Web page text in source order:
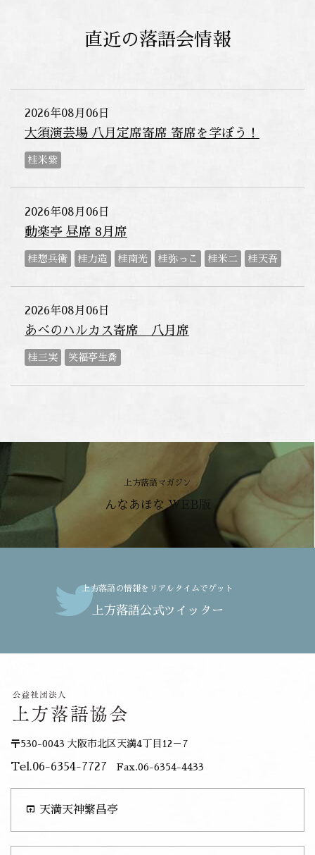
直近の落語会情報
2026年08月06日
大須演芸場 八月定席寄席 寄席を学ぼう！
桂米紫
2026年08月06日
動楽亭 昼席 8月席
桂惣兵衛 桂力造 桂南光 桂弥っこ 桂米二 桂天吾
2026年08月06日
あべのハルカス寄席 八月席
桂三実 笑福亭生喬
上方落語マガジン
んなあほな WEB版
上方落語の情報をリアルタイムでゲット
上方落語公式ツイッター
〒530-0043 大阪市北区天満4丁目12－7
Tel.06-6354-7727 Fax.06-6354-4433
open_in_browser 天満天神繁昌亭